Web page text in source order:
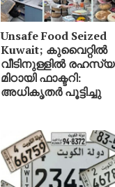
Unsafe Food Seized
Kuwait; കുവൈറ്റിൽ
വീടിനുള്ളിൽ രഹസ്യ
മിഠായി ഫാക്ടറി:
അധികൃതർ പൂട്ടിച്ചു